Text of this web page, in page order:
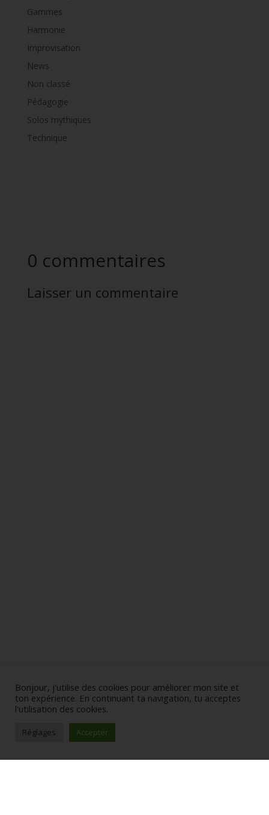
Gammes
Harmonie
Improvisation
News
Non classé
Pédagogie
Solos mythiques
Technique
0 commentaires
Laisser un commentaire
Bonjour, j'utilise des cookies pour améliorer mon site et
ton expérience. En continuant ta navigation, tu acceptes
l'utilisation des cookies.
Réglages Accepter